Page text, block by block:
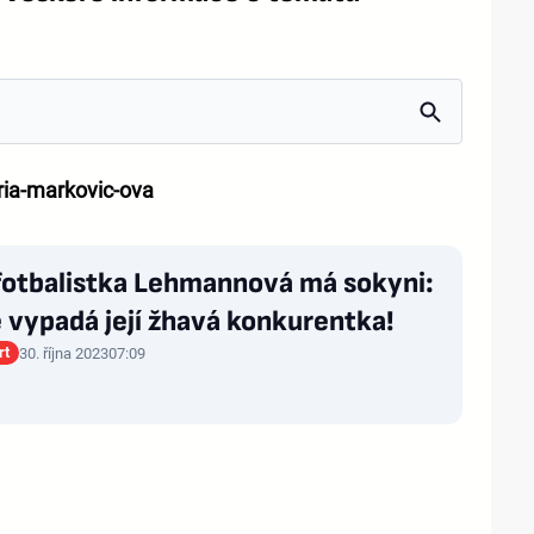
markovic-ova
Lehmannová má sokyni:
vypadá její žhavá konkurentka!
30. října 202307:09